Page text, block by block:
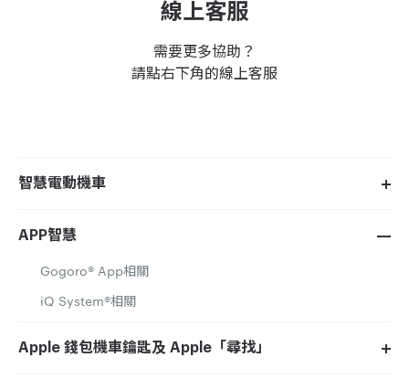
線上客服
需要更多協助？
請點右下角的線上客服
智慧電動機車
APP智慧
Gogoro® App相關
iQ System®相關
Apple 錢包機車鑰匙及 Apple「尋找」